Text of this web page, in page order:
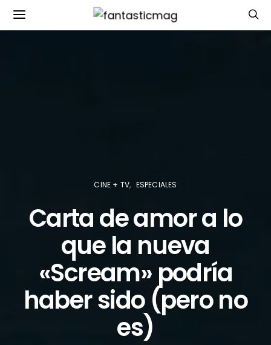
CINE + TV ESPECIALES
Carta de amor a lo
que la nueva
«Scream» podría
haber sido (pero no
es)